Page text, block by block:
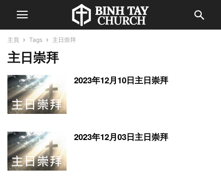
主頁 Tags 主日崇拜
主日崇拜
2023年12月10日主日崇拜
2023年12月03日主日崇拜